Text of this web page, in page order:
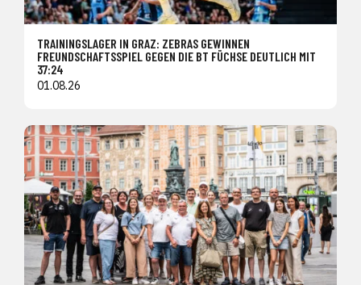
TRAININGSLAGER IN GRAZ: ZEBRAS GEWINNEN
FREUNDSCHAFTSSPIEL GEGEN DIE BT FÜCHSE DEUTLICH MIT
37:24
01.08.26